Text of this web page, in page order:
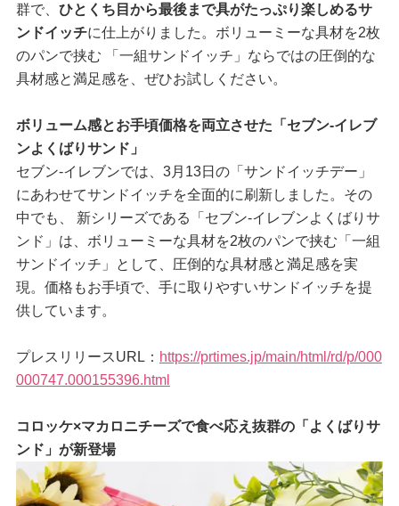
群で、 ひとくち目から最後まで具がたっぷり楽しめるサ
ンドイッチに仕上がりました。ボリューミーな具材を2枚
のパンで挟む 「一組サンドイッチ」ならではの圧倒的な
具材感と満足感を、ぜひお試しください。
ボリューム感とお手頃価格を両立させた「セブン‐イレブ
ンよくばりサンド」
セブン‐イレブンでは、3月13日の「サンドイッチデー」
にあわせてサンドイッチを全面的に刷新しました。その
中でも、 新シリーズである「セブン‐イレブンよくばりサ
ンド」は、ボリューミーな具材を2枚のパンで挟む「一組
サンドイッチ」として、圧倒的な具材感と満足感を実
現。価格もお手頃で、手に取りやすいサンドイッチを提
供しています。
プレスリリースURL： https://prtimes.jp/main/html/rd/p/000
000747.000155396.html
コロッケ×マカロニチーズで食べ応え抜群の「よくばりサ
ンド」が新登場